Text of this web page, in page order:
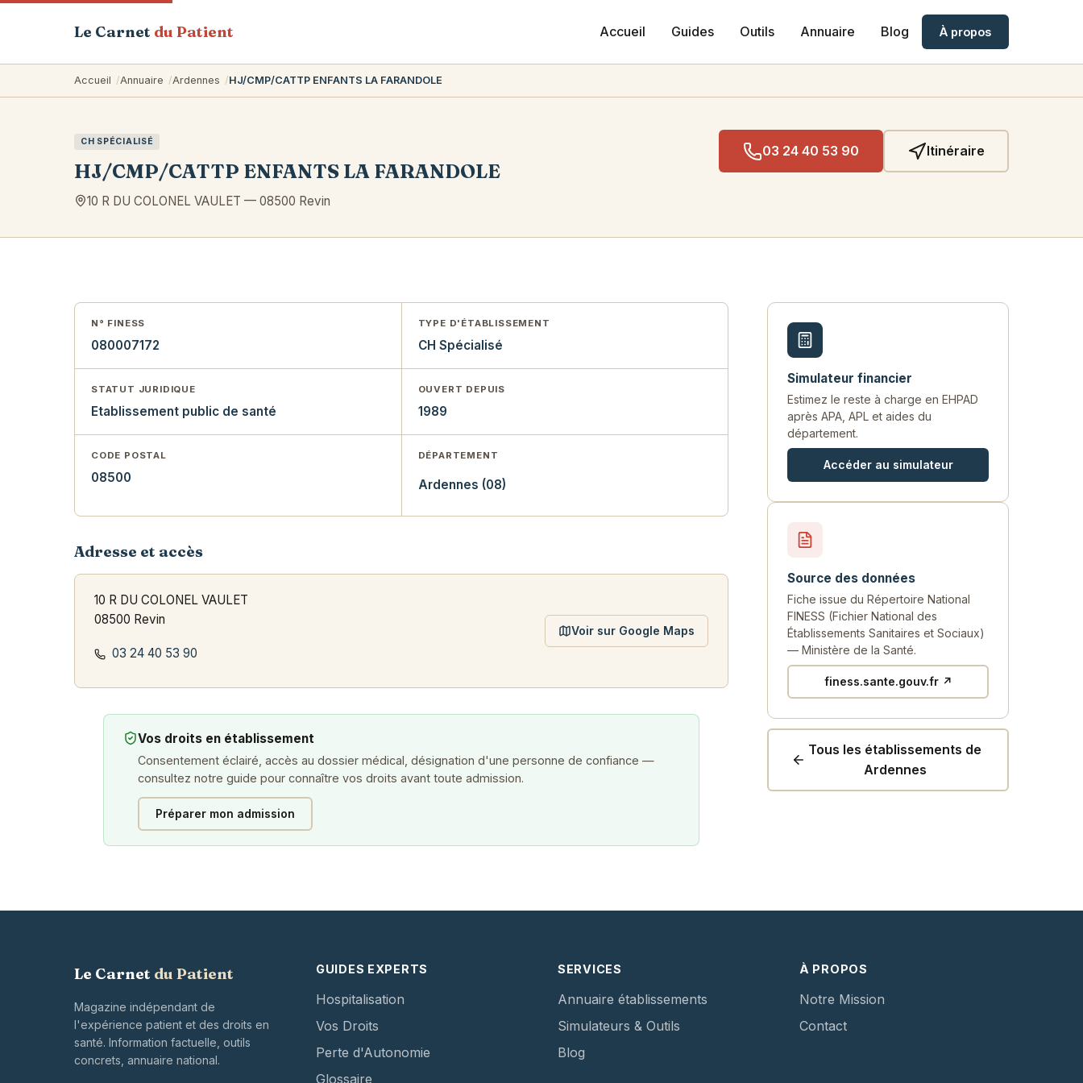
Le Carnet du Patient Accueil Guides Outils Annuaire Blog À propos
Accueil Annuaire Ardennes HJ/CMP/CATTP ENFANTS LA FARANDOLE
CH SPÉCIALISÉ
HJ/CMP/CATTP ENFANTS LA FARANDOLE
10 R DU COLONEL VAULET — 08500 Revin
03 24 40 53 90 Itinéraire
N° FINESS
080007172
TYPE D'ÉTABLISSEMENT
CH Spécialisé
STATUT JURIDIQUE
Etablissement public de santé
OUVERT DEPUIS
1989
CODE POSTAL
08500
DÉPARTEMENT
Ardennes (08)
Adresse et accès
10 R DU COLONEL VAULET
08500 Revin
03 24 40 53 90
Voir sur Google Maps
Vos droits en établissement
Consentement éclairé, accès au dossier médical, désignation d'une personne de confiance —
consultez notre guide pour connaître vos droits avant toute admission.
Préparer mon admission
Simulateur financier
Estimez le reste à charge en EHPAD
après APA, APL et aides du
département.
Accéder au simulateur
Source des données
Fiche issue du Répertoire National
FINESS (Fichier National des
Établissements Sanitaires et Sociaux)
— Ministère de la Santé.
finess.sante.gouv.fr ↗
Tous les établissements de
Ardennes
Le Carnet du Patient
Magazine indépendant de
l'expérience patient et des droits en
santé. Information factuelle, outils
concrets, annuaire national.
GUIDES EXPERTS
Hospitalisation
Vos Droits
Perte d'Autonomie
Glossaire
SERVICES
Annuaire établissements
Simulateurs & Outils
Blog
À PROPOS
Notre Mission
Contact